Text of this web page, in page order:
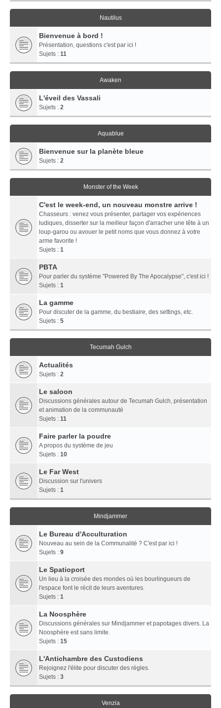
Nautilus
Bienvenue à bord !
Présentation, questions c'est par ici !
Sujets : 11
Awaken
L'éveil des Vassali
Sujets : 2
Aquablue
Bienvenue sur la planète bleue
Sujets : 2
Monster of the Week
C'est le week-end, un nouveau monstre arrive !
Chasseurs : venez vous présenter, partager vos expériences
ludiques, disserter sur la meilleur façon d'arracher une tête à un
loup-garou ou avouer le petit noms que vous donnez à votre
arme favorite !
Sujets : 1
PBTA
Pour parler du système "Powered By The Apocalypse", c'est ici !
Sujets : 1
La gamme
Pour discuter de la gamme, du bestiaire, des settings, etc.
Sujets : 5
Tecumah Gulch
Actualités
Sujets : 2
Le saloon
Discussions générales autour de Tecumah Gulch, présentation
et animation de la communauté
Sujets : 11
Faire parler la poudre
A propos du système de jeu
Sujets : 10
Le Far West
Discussion sur l'univers
Sujets : 1
Mindjammer
Le Bureau d'Acculturation
Nouveau au sein de la Communalité ? C'est par ici !
Sujets : 9
Le Spatioport
Un lieu à la croisée des mondes où les bourlingueurs de
l'espace font le récit de leurs aventures.
Sujets : 1
La Noosphère
Discussions générales sur Mindjammer et papotages divers. La
Noosphère est sans limite.
Sujets : 15
L'Antichambre des Custodiens
Rejoignez l'élite pour discuter des règles.
Sujets : 3
Venzia